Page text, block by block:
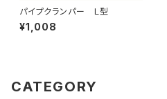
パイプクランパー Ｌ型
¥1,008
CATEGORY